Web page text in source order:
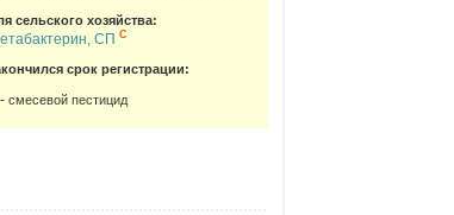
сельского хозяйства:
СП C
срок регистрации:
- смесевой пестицид